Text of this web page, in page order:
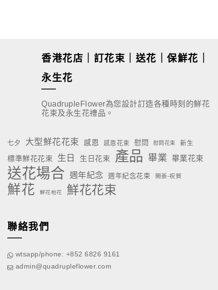
香港花店｜訂花束｜送花｜保鮮花｜
永生花
QuadrupleFlower為您設計訂造各種時刻的鮮花
花束及永生花禮品。
七夕 大型鮮花花束 感恩 感恩花束 慰問 慰問花束 新生
標準鮮花花束 生日 生日花束 產品 畢業 畢業花束
送花場合 週年紀念 週年紀念花束 開張-祝賀
鮮花 鮮花枱花 鮮花花束
聯絡我們
wtsapp/phone: +852 6826 9161
admin@quadrupleflower.com